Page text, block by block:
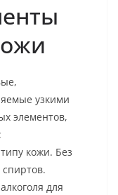
узкими
элементов,
кожи. Без
для